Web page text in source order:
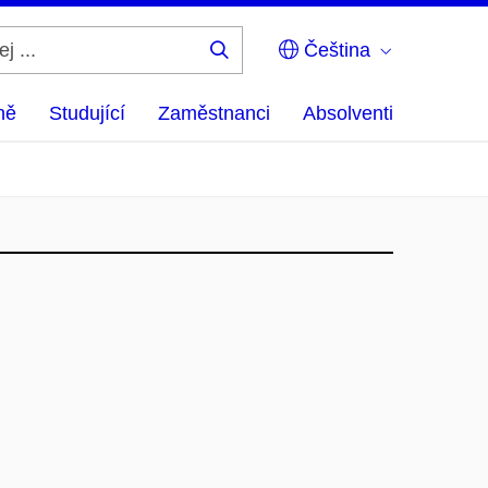
Čeština
Studující Zaměstnanci Absolventi